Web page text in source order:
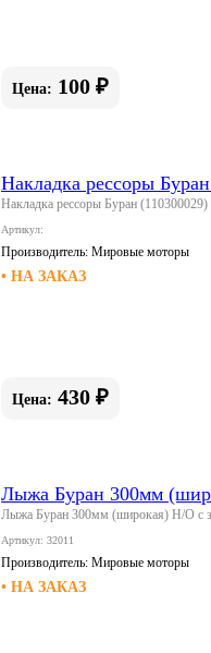
Цена: 100 ₽
Накладка рессоры
Накладка рессоры Буран (110300029)
Артикул:
Производитель: Мировые моторы
• НА ЗАКАЗ
Цена: 430 ₽
Лыжа Буран 300мм
Лыжа Буран 300мм (широкая) Н/О с
Артикул: 32011
Производитель: Мировые моторы
• НА ЗАКАЗ